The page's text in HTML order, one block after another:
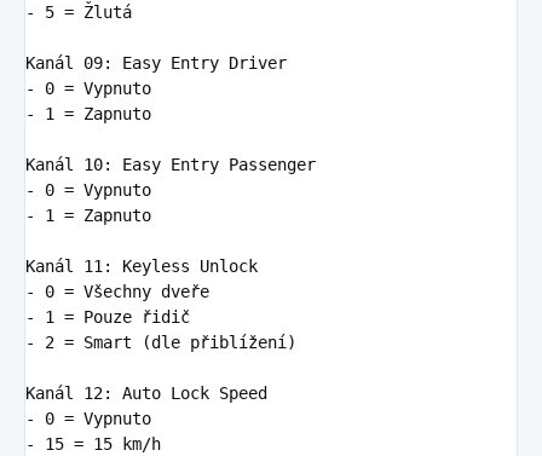
-
5 = Žlutá
Kanál 09:
Easy Entry Driver
-
0 = Vypnuto
-
1 = Zapnuto
Kanál 10:
Easy Entry Passenger
-
0 = Vypnuto
-
1 = Zapnuto
Kanál 11 :
Keyless Unlock
-
0 = Všechny dveře
-
1 = Pouze řidič
-
2 = Smart (dle přiblížení)
Kanál 12:
Auto Lock Speed
-
0 = Vypnuto
-
15 = 15 km/h